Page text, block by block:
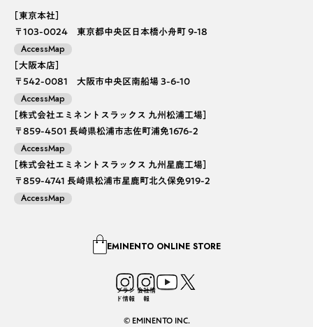
［東京本社］
〒103-0024 東京都中央区日本橋小舟町 9-18
AccessMap
［大阪本店］
〒542-0081 大阪市中央区南船場 3-6-10
AccessMap
［株式会社エミネントスラックス 九州松浦工場］
〒859-4501 長崎県松浦市志佐町浦免1676-2
AccessMap
［株式会社エミネントスラックス 九州星鹿工場］
〒859-4741 長崎県松浦市星鹿町北久保免919-2
AccessMap
EMINENTO ONLINE STORE
ブラン
ド情報
会社情
報
© EMINENTO INC.